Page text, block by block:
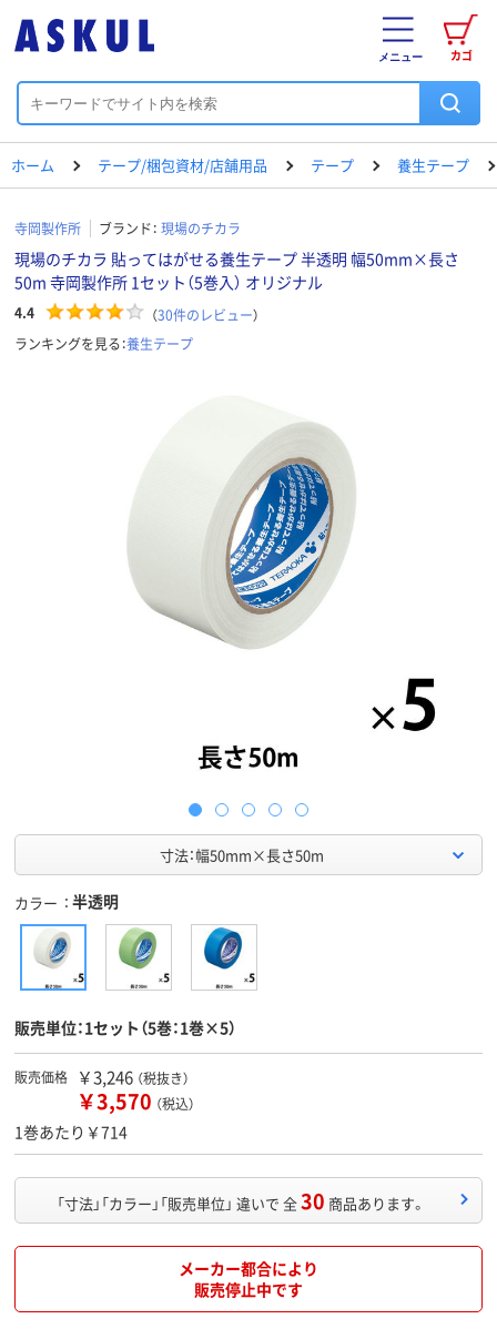
カゴ
メニュー
ホーム テープ/梱包資材/店舗用品 テープ 養生テープ
寺岡製作所 ブランド： 現場のチカラ
現場のチカラ 貼ってはがせる養生テープ 半透明 幅50mm×長さ
50m 寺岡製作所 1セット（5巻入） オリジナル
4.4 （30件のレビュー）
ランキングを見る：養生テープ
寸法：幅50mm×長さ50m
カラー 半透明
販売単位：1セット（5巻：1巻×5）
販売価格 ￥3,246 （税抜き）
￥3,570 （税込）
1巻あたり￥714
「寸法」「カラー」「販売単位」 違いで 全30 商品あります。
メーカー都合により
販売停止中です